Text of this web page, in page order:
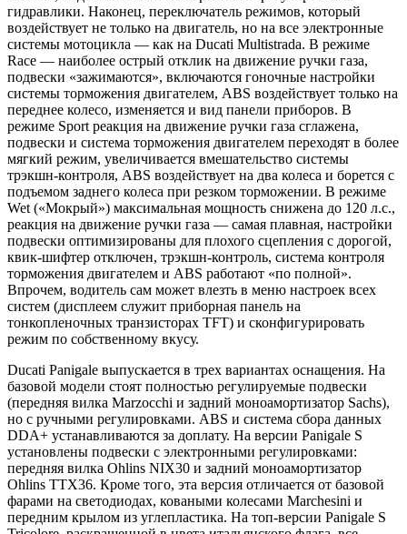
гидравлики. Наконец, переключатель режимов, который
воздействует не только на двигатель, но на все электронные
системы мотоцикла — как на Ducati Multistrada. В режиме
Race — наиболее острый отклик на движение ручки газа,
подвески «зажимаются», включаются гоночные настройки
системы торможения двигателем, ABS воздействует только на
переднее колесо, изменяется и вид панели приборов. В
режиме Sport реакция на движение ручки газа сглажена,
подвески и система торможения двигателем переходят в более
мягкий режим, увеличивается вмешательство системы
трэкшн-контроля, ABS воздействует на два колеса и борется с
подъемом заднего колеса при резком торможении. В режиме
Wet («Мокрый») максимальная мощность снижена до 120 л.с.,
реакция на движение ручки газа — самая плавная, настройки
подвески оптимизированы для плохого сцепления с дорогой,
квик-шифтер отключен, трэкшн-контроль, система контроля
торможения двигателем и ABS работают «по полной».
Впрочем, водитель сам может влезть в меню настроек всех
систем (дисплеем служит приборная панель на
тонкопленочных транзисторах TFT) и сконфигурировать
режим по собственному вкусу.
Ducati Panigale выпускается в трех вариантах оснащения. На
базовой модели стоят полностью регулируемые подвески
(передняя вилка Marzocchi и задний моноамортизатор Sachs),
но с ручными регулировками. ABS и система сбора данных
DDA+ устанавливаются за доплату. На версии Panigale S
установлены подвески с электронными регулировками:
передняя вилка Ohlins NIX30 и задний моноамортизатор
Ohlins TTX36. Кроме того, эта версия отличается от базовой
фарами на светодиодах, коваными колесами Marchesini и
передним крылом из углепластика. На топ-версии Panigale S